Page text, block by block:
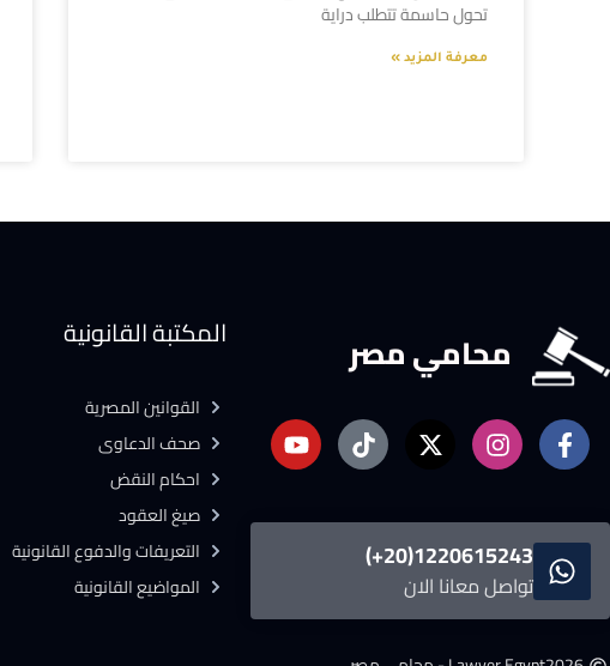
تحول حاسمة تتطلب دراية
معرفة المزيد »
محامي مصر
1220615243(20+)
تواصل معانا الان
المكتبة القانونية
القوانين المصرية
صحف الدعاوى
احكام النقض
صيغ العقود
التعريفات والدفوع القانونية
المواضيع القانونية